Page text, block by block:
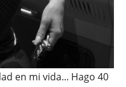
en mi vida... Hago 40